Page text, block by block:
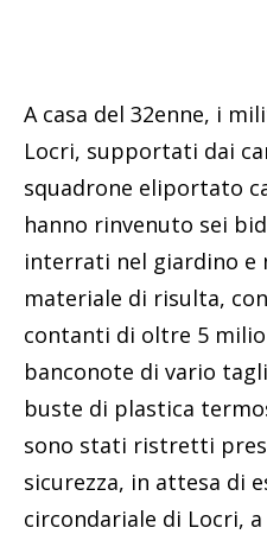
A casa del 32enne, i
Locri, supportati dai
squadrone eliportato
hanno rinvenuto sei
interrati nel giardino e
materiale di risulta,
contanti di oltre 5
banconote di vario
buste di plastica
sono stati ristretti
sicurezza, in attesa di
circondariale di Locri,